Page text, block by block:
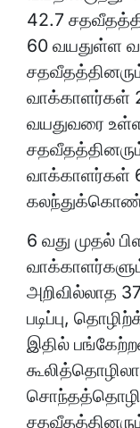
42.7
60 வயதுள்ள
வாக்காளர்கள்
வயதுவரை
வாக்காளர்கள்
6 வது முதல்
அறிவில்லாத
படிப்பு,
இதில்